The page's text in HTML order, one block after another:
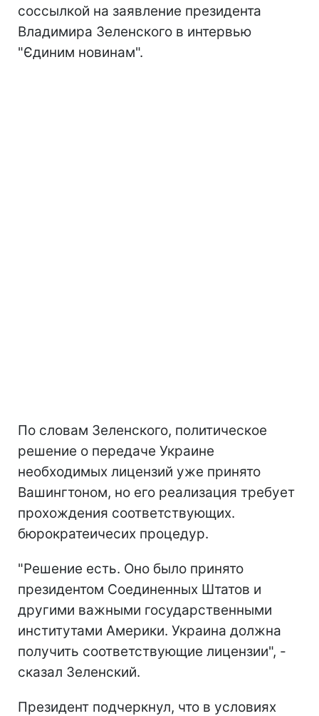
соссылкой на заявление президента
Владимира Зеленского в интервью
"Єдиним новинам".
По словам Зеленского, политическое
решение о передаче Украине
необходимых лицензий уже принято
Вашингтоном, но его реализация требует
прохождения соответствующих.
бюрократеичесих процедур.
"Решение есть. Оно было принято
президентом Соединенных Штатов и
другими важными государственными
институтами Америки. Украина должна
получить соответствующие лицензии", -
сказал Зеленский.
Президент подчеркнул, что в условиях